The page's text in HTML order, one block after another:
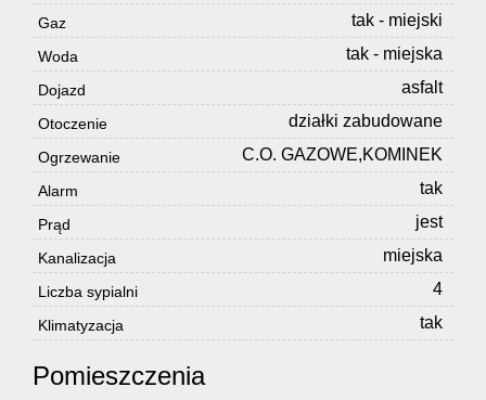
Dla
Klienta
Kariera
Kontakt
Gaz tak - miejski
Woda tak - miejska
Dojazd asfalt
Otoczenie działki zabudowane
Ogrzewanie C.O. GAZOWE,KOMINEK
Alarm tak
Prąd jest
Kanalizacja miejska
Liczba sypialni 4
Klimatyzacja tak
Pomieszczenia